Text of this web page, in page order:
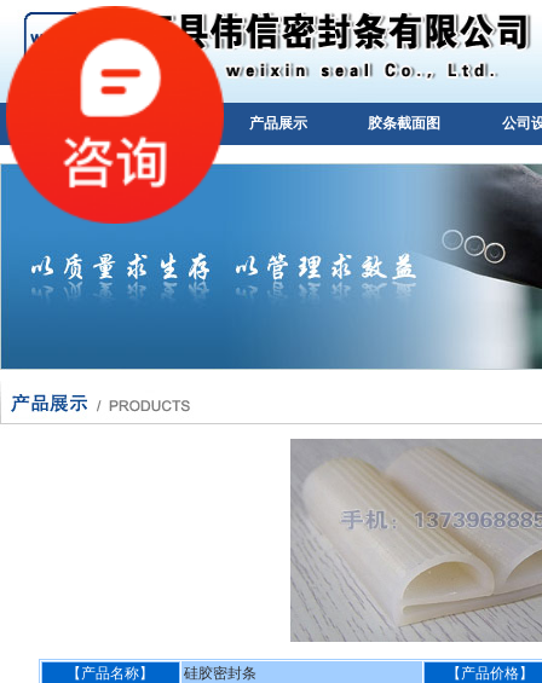
产品展示 胶条截面图 公司
【产品名称】 硅胶密封条
【产品价格】